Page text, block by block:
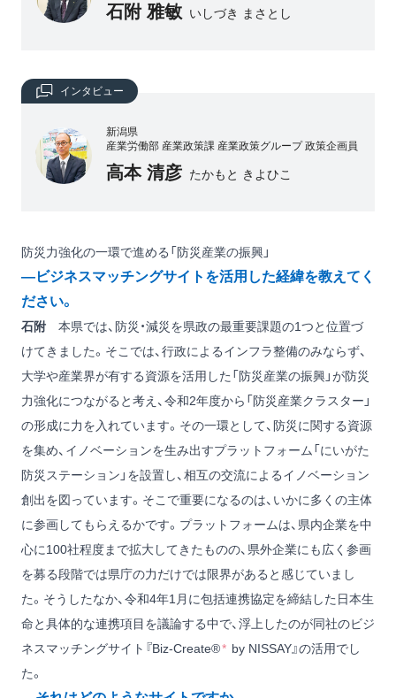
石附 雅敏 いしづき まさとし
インタビュー
新潟県
産業労働部 産業政策課 産業政策グループ 政策企画員
高本 清彦 たかもと きよひこ
防災力強化の一環で進める「防災産業の振興」
―ビジネスマッチングサイトを活用した経緯を教えてく
ださい。
石附 本県では、防災・減災を県政の最重要課題の1つと位置づ
けてきました。そこでは、行政によるインフラ整備のみならず、
大学や産業界が有する資源を活用した「防災産業の振興」が防災
力強化につながると考え、令和2年度から「防災産業クラスター」
の形成に力を入れています。その一環として、防災に関する資源
を集め、イノベーションを生み出すプラットフォーム「にいがた
防災ステーション」を設置し、相互の交流によるイノベーション
創出を図っています。そこで重要になるのは、いかに多くの主体
に参画してもらえるかです。プラットフォームは、県内企業を中
心に100社程度まで拡大してきたものの、県外企業にも広く参画
を募る段階では県庁の力だけでは限界があると感じていまし
た。そうしたなか、令和4年1月に包括連携協定を締結した日本生
命と具体的な連携項目を議論する中で、浮上したのが同社のビジ
ネスマッチングサイト『Biz-Create®* by NISSAY』の活用でし
た。